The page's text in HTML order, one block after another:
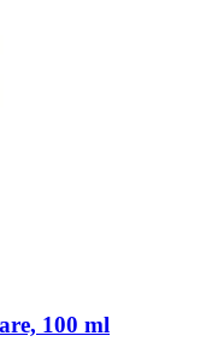
100 ml